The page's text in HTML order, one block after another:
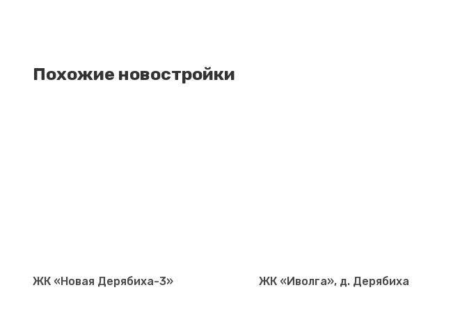
Похожие новостройки
ЖК «Новая Дерябиха-3» ЖК «Иволга», д. Дерябиха